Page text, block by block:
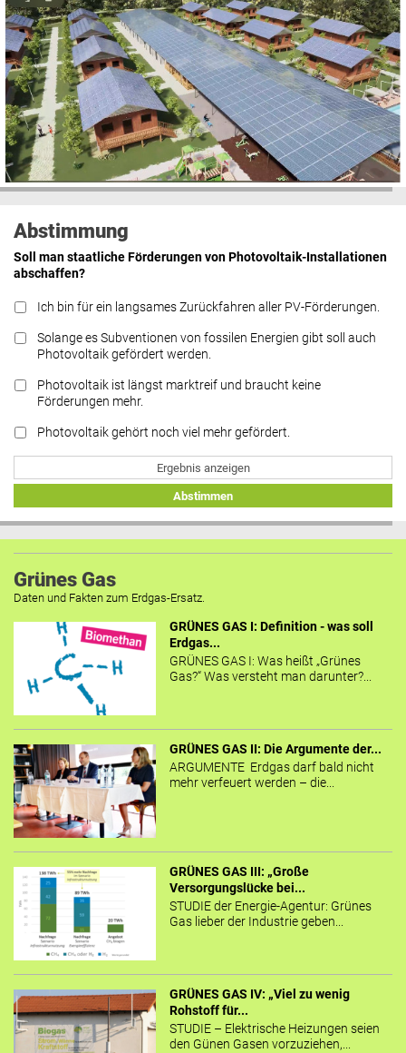
Abstimmung
Soll man staatliche Förderungen von Photovoltaik-Installationen
abschaffen?
Ich bin für ein langsames Zurückfahren aller PV-Förderungen.
Solange es Subventionen von fossilen Energien gibt soll auch
Photovoltaik gefördert werden.
Photovoltaik ist längst marktreif und braucht keine
Förderungen mehr.
Photovoltaik gehört noch viel mehr gefördert.
Ergebnis anzeigen
Abstimmen
Grünes Gas
Daten und Fakten zum Erdgas-Ersatz.
GRÜNES GAS I: Definition - was soll
Erdgas...
GRÜNES GAS I: Was heißt „Grünes
Gas?“ Was versteht man darunter?...
GRÜNES GAS II: Die Argumente der...
ARGUMENTE Erdgas darf bald nicht
mehr verfeuert werden – die...
GRÜNES GAS III: „Große
Versorgungslücke bei...
STUDIE der Energie-Agentur: Grünes
Gas lieber der Industrie geben...
GRÜNES GAS IV: „Viel zu wenig
Rohstoff für...
STUDIE – Elektrische Heizungen seien
den Günen Gasen vorzuziehen,...